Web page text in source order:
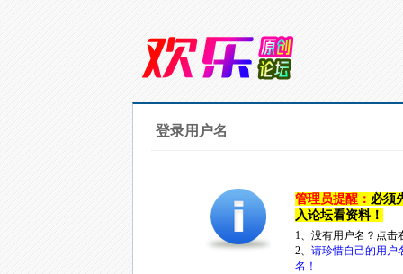
登录用户名
管理员提醒： 必须
入论坛看资料！
1、没有用户名？点
2、 请珍惜自己的用户
名！